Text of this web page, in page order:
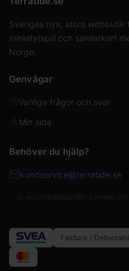
Sveriges nya, stora webbutik
miniatyrspill och samlarkort
Norge.
Genvägar
Vanliga frågor och svar
Min sida
Behöver du hjälp?
kundservice@terratide.se
Faktura /